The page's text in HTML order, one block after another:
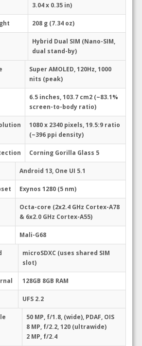
3.04 x 0.35 in)
208 g (7.34 oz)
Hybrid Dual SIM (Nano-SIM,
dual stand-by)
Super AMOLED, 120Hz, 1000
nits (peak)
6.5 inches, 103.7 cm2 (~83.1%
screen-to-body ratio)
1080 x 2340 pixels, 19.5:9 ratio
(~396 ppi density)
Corning Gorilla Glass 5
Android 13, One UI 5.1
Exynos 1280 (5 nm)
Octa-core (2x2.4 GHz Cortex-A78
& 6x2.0 GHz Cortex-A55)
Mali-G68
microSDXC (uses shared SIM
slot)
128GB 8GB RAM
UFS 2.2
50 MP, f/1.8, (wide), PDAF, OIS
8 MP, f/2.2, 120 (ultrawide)
2 MP, f/2.4